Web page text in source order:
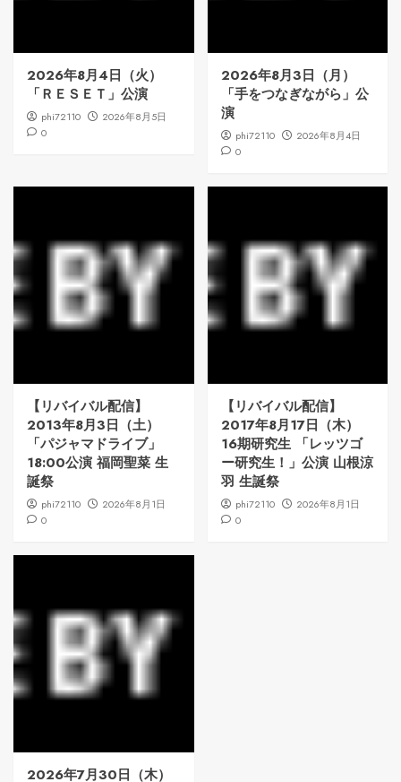
2026年8月4日（火）
「ＲＥＳＥＴ」公演
phi72110
2026年8月5日
0
2026年8月3日（月）
「手をつなぎながら」公
演
phi72110
2026年8月4日
0
【リバイバル配信】
2013年8月3日（土）
「パジャマドライブ」
18:00公演 福岡聖菜 生
誕祭
phi72110
2026年8月1日
0
【リバイバル配信】
2017年8月17日（木）
16期研究生 「レッツゴ
ー研究生！」公演 山根涼
羽 生誕祭
phi72110
2026年8月1日
0
2026年7月30日（木）